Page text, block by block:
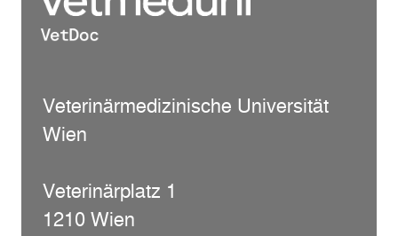
Veterinärmedizinische Universität
Wien
Veterinärplatz 1
1210 Wien